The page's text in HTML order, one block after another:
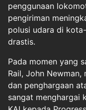
penggunaan
pengiriman
polusi udara di
drastis.
Pada momen yang
Rail, John
dan penghargaan
sangat menghargai